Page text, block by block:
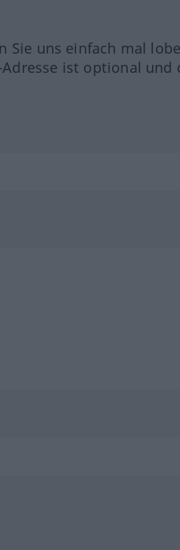
Sie uns einfach mal
Adresse ist optional und